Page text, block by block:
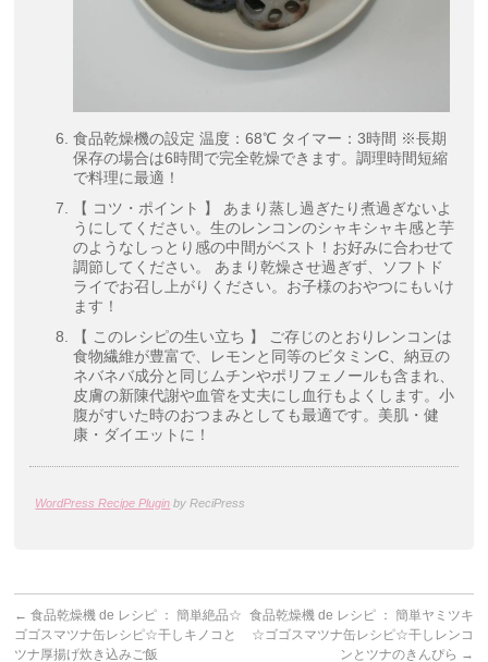
食品乾燥機の設定 温度：68℃ タイマー：3時間 ※長期
保存の場合は6時間で完全乾燥できます。調理時間短縮
で料理に最適！
【 コツ・ポイント 】 あまり蒸し過ぎたり煮過ぎないよ
うにしてください。生のレンコンのシャキシャキ感と芋
のようなしっとり感の中間がベスト！お好みに合わせて
調節してください。 あまり乾燥させ過ぎず、ソフトド
ライでお召し上がりください。お子様のおやつにもいけ
ます！
【 このレシピの生い立ち 】 ご存じのとおりレンコンは
食物繊維が豊富で、レモンと同等のビタミンC、納豆の
ネバネバ成分と同じムチンやポリフェノールも含まれ、
皮膚の新陳代謝や血管を丈夫にし血行もよくします。小
腹がすいた時のおつまみとしても最適です。美肌・健
康・ダイエットに！
WordPress Recipe Plugin by ReciPress
← 食品乾燥機 de レシピ ： 簡単絶品☆
ゴゴスマツナ缶レシピ☆干しキノコと
ツナ厚揚げ炊き込みご飯
食品乾燥機 de レシピ ： 簡単ヤミツキ
☆ゴゴスマツナ缶レシピ☆干しレンコ
ンとツナのきんぴら →